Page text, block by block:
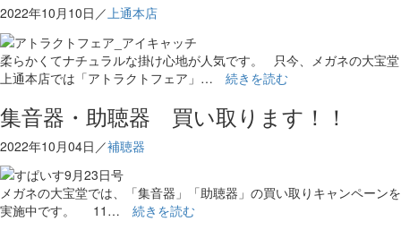
2022年10月10日／上通本店
柔らかくてナチュラルな掛け心地が人気です。 只今、メガネの大宝堂
上通本店では「アトラクトフェア」… 続きを読む
集音器・助聴器 買い取ります！！
2022年10月04日／補聴器
メガネの大宝堂では、「集音器」「助聴器」の買い取りキャンペーンを
実施中です。 11… 続きを読む